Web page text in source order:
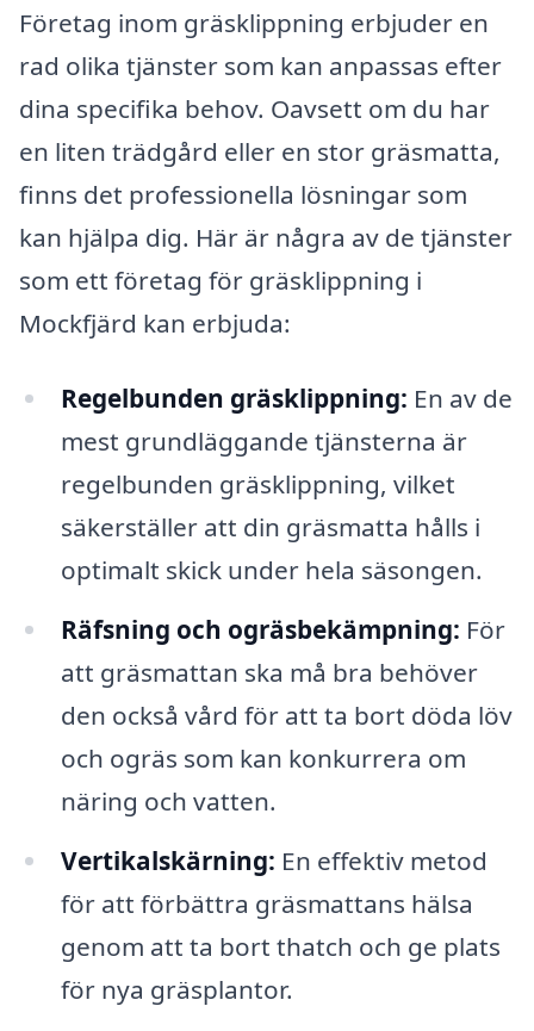
Företag inom gräsklippning erbjuder en
rad olika tjänster som kan anpassas efter
dina specifika behov. Oavsett om du har
en liten trädgård eller en stor gräsmatta,
finns det professionella lösningar som
kan hjälpa dig. Här är några av de tjänster
som ett företag för gräsklippning i
Mockfjärd kan erbjuda:
Regelbunden gräsklippning: En av de
mest grundläggande tjänsterna är
regelbunden gräsklippning, vilket
säkerställer att din gräsmatta hålls i
optimalt skick under hela säsongen.
Räfsning och ogräsbekämpning: För
att gräsmattan ska må bra behöver
den också vård för att ta bort döda löv
och ogräs som kan konkurrera om
näring och vatten.
Vertikalskärning: En effektiv metod
för att förbättra gräsmattans hälsa
genom att ta bort thatch och ge plats
för nya gräsplantor.